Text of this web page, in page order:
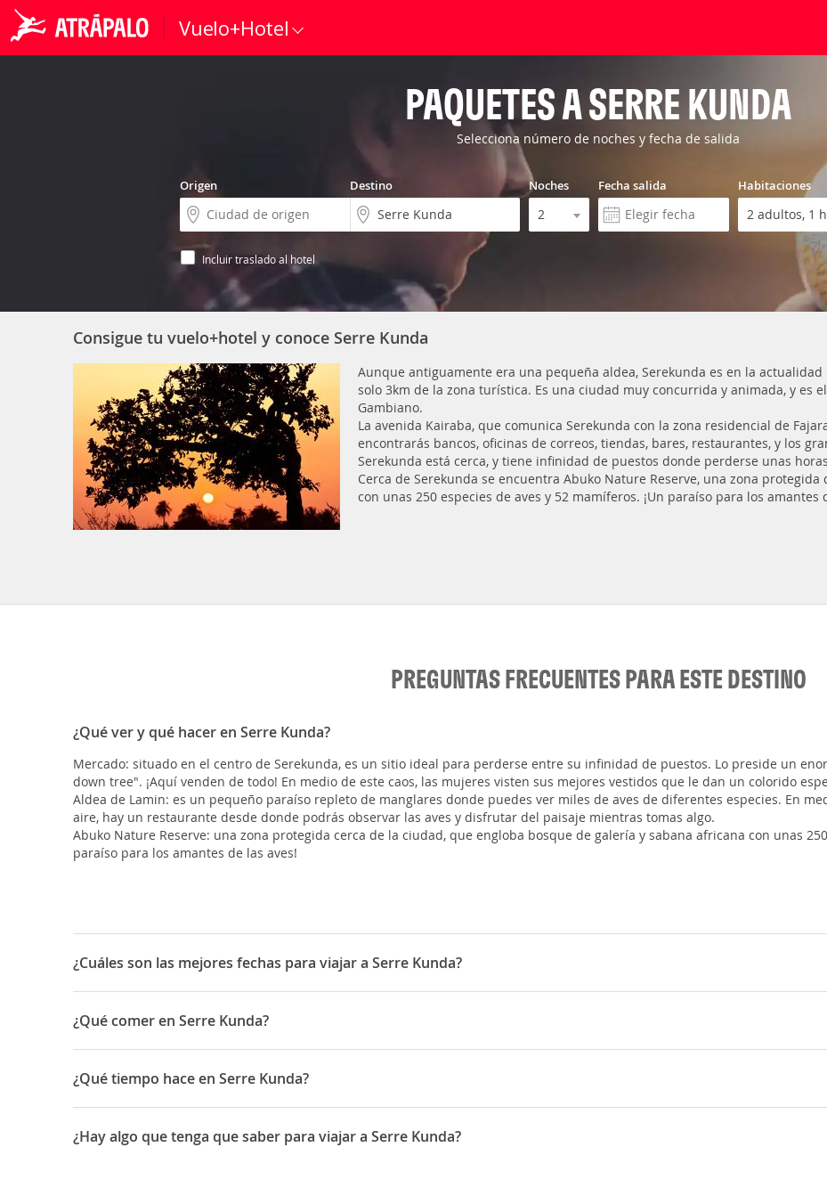
Vuelo+Hotel
PAQUETES A SERRE KUNDA
Selecciona número de noches y fecha de salida
Origen Destino Noches Fecha salida Habitaciones
Incluir traslado al hotel
Consigue tu vuelo+hotel y conoce Serre Kunda
Aunque antiguamente era una pequeña aldea, Serekunda es en la
solo 3km de la zona turística. Es una ciudad muy concurrida y animada, y es
Gambiano.
La avenida Kairaba, que comunica Serekunda con la zona residencial de
encontrarás bancos, oficinas de correos, tiendas, bares, restaurantes, y los
Serekunda está cerca, y tiene infinidad de puestos donde perderse unas
Cerca de Serekunda se encuentra Abuko Nature Reserve, una zona
con unas 250 especies de aves y 52 mamíferos. ¡Un paraíso para los amantes
PREGUNTAS FRECUENTES PARA ESTE DESTINO
¿Qué ver y qué hacer en Serre Kunda?
Mercado: situado en el centro de Serekunda, es un sitio ideal para perderse entre su infinidad de puestos. Lo preside un
down tree". ¡Aquí venden de todo! En medio de este caos, las mujeres visten sus mejores vestidos que le dan un colorido
Aldea de Lamin: es un pequeño paraíso repleto de manglares donde puedes ver miles de aves de diferentes especies. En
aire, hay un restaurante desde donde podrás observar las aves y disfrutar del paisaje mientras tomas algo.
Abuko Nature Reserve: una zona protegida cerca de la ciudad, que engloba bosque de galería y sabana africana con unas
paraíso para los amantes de las aves!
¿Cuáles son las mejores fechas para viajar a Serre Kunda?
Gambia es un país musulmán. Muchas de sus fiestas dependen del calendario lunar, sobre todo laKorité, que marca el fin
elgammo , aniversario del nacimiento del Profeta.
¿Qué comer en Serre Kunda?
Sissay yassa de pollo: se prepara con jugo de limón, cebolla y pimienta.
Domodah: a base de cacahuetes dulces con arroz.
Benachin o tiep-bou-diene: pescado con arroz y salsa de tomate, pimientos, zanahorias, etc. Si se prepara con carne en lugar
Mafé: un tipo de couscous con cacahuetes.
¿Qué tiempo hace en Serre Kunda?
El clima es cálido durante todo el año debido al Desierto del Sahara. El mes más frío es agosto y el más cálido es marzo.
¿Hay algo que tenga que saber para viajar a Serre Kunda?